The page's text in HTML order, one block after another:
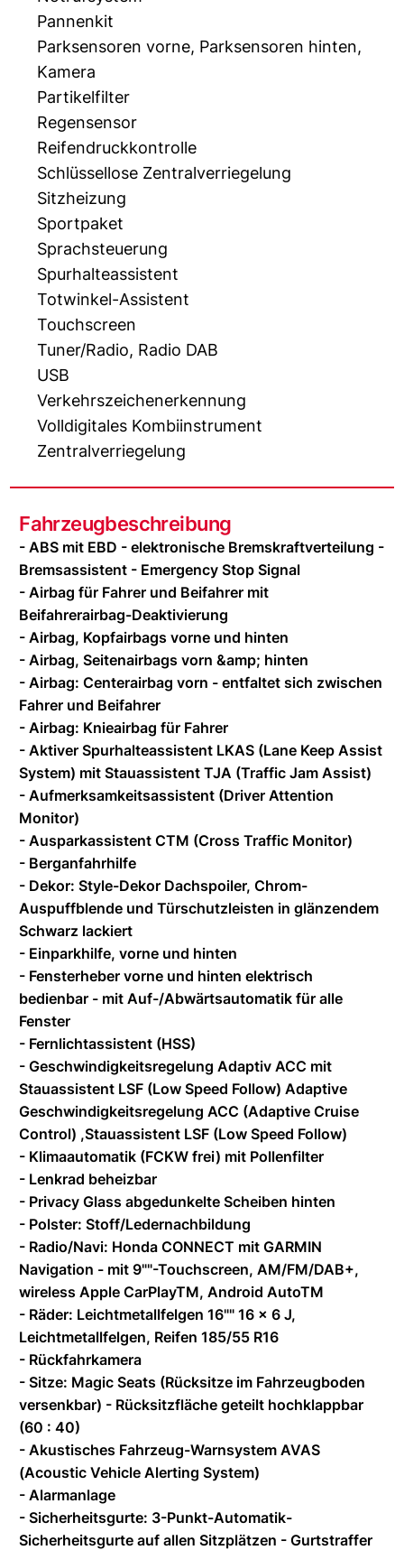
Pannenkit
Parksensoren vorne, Parksensoren hinten,
Kamera
Partikelfilter
Regensensor
Reifendruckkontrolle
Schlüssellose Zentralverriegelung
Sitzheizung
Sportpaket
Sprachsteuerung
Spurhalteassistent
Totwinkel-Assistent
Touchscreen
Tuner/Radio, Radio DAB
USB
Verkehrszeichenerkennung
Volldigitales Kombiinstrument
Zentralverriegelung
Fahrzeugbeschreibung
- ABS mit EBD - elektronische Bremskraftverteilung -
Bremsassistent - Emergency Stop Signal
- Airbag für Fahrer und Beifahrer mit
Beifahrerairbag-Deaktivierung
- Airbag, Kopfairbags vorne und hinten
- Airbag, Seitenairbags vorn &amp; hinten
- Airbag: Centerairbag vorn - entfaltet sich zwischen
Fahrer und Beifahrer
- Airbag: Knieairbag für Fahrer
- Aktiver Spurhalteassistent LKAS (Lane Keep Assist
System) mit Stauassistent TJA (Traffic Jam Assist)
- Aufmerksamkeitsassistent (Driver Attention
Monitor)
- Ausparkassistent CTM (Cross Traffic Monitor)
- Berganfahrhilfe
- Dekor: Style-Dekor Dachspoiler, Chrom-
Auspuffblende und Türschutzleisten in glänzendem
Schwarz lackiert
- Einparkhilfe, vorne und hinten
- Fensterheber vorne und hinten elektrisch
bedienbar - mit Auf-/Abwärtsautomatik für alle
Fenster
- Fernlichtassistent (HSS)
- Geschwindigkeitsregelung Adaptiv ACC mit
Stauassistent LSF (Low Speed Follow) Adaptive
Geschwindigkeitsregelung ACC (Adaptive Cruise
Control) ,Stauassistent LSF (Low Speed Follow)
- Klimaautomatik (FCKW frei) mit Pollenfilter
- Lenkrad beheizbar
- Privacy Glass abgedunkelte Scheiben hinten
- Polster: Stoff/Ledernachbildung
- Radio/Navi: Honda CONNECT mit GARMIN
Navigation - mit 9""-Touchscreen, AM/FM/DAB+,
wireless Apple CarPlayTM, Android AutoTM
- Räder: Leichtmetallfelgen 16"" 16 x 6 J,
Leichtmetallfelgen, Reifen 185/55 R16
- Rückfahrkamera
- Sitze: Magic Seats (Rücksitze im Fahrzeugboden
versenkbar) - Rücksitzfläche geteilt hochklappbar
(60 : 40)
- Akustisches Fahrzeug-Warnsystem AVAS
(Acoustic Vehicle Alerting System)
- Alarmanlage
- Sicherheitsgurte: 3-Punkt-Automatik-
Sicherheitsgurte auf allen Sitzplätzen - Gurtstraffer